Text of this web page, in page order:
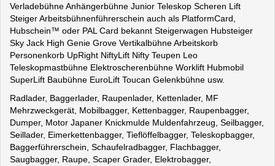
Verladebühne Anhängerbühne Junior Teleskop Scheren Lift
Steiger Arbeitsbühnenführerschein auch als PlatformCard,
Hubschein™ oder PAL Card bekannt Steigerwagen Hubsteiger
Sky Jack High Genie Grove Vertikalbühne Arbeitskorb
Personenkorb UpRight NiftyLift Nifty Teupen Leo
Teleskopmastbühne Elektroscherenbühne Worklift Hubmobil
SuperLift Baubühne EuroLift Toucan Gelenkbühne usw.
Radlader, Baggerlader, Raupenlader, Kettenlader, MF
Mehrzweckgerät, Mobilbagger, Kettenbagger, Raupenbagger,
Dumper, Motor Japaner Knickmulde Muldenfahrzeug, Seilbagger,
Seillader, Eimerkettenbagger, Tieflöffelbagger, Teleskopbagger,
Baggerführerschein, Schaufelradbagger, Flachbagger,
Saugbagger, Raupe, Scaper Grader, Elektrobagger,